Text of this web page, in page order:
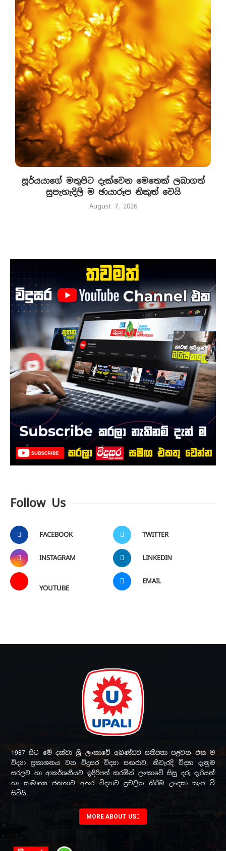
සූර්යයාගේ මතුපිට දැක්වෙන මෙතෙක් ලබාගත්
සුපැහැදිලි ම ඡායාරූප නිකුත් වෙයි
August 7, 2026
Follow Us
FACEBOOK TWITTER
INSTAGRAM LINKEDIN
YOUTUBE
EMAIL
1987 සිට මේ දක්වා ශ්‍රී ලංකාවේ අඛණ්ඩව සතිපතා පළවන එක ම
විද්‍යා ප්‍රකාශනය වන විදුසර විද්‍යා සඟරාව, නිවැරදි විද්‍යා දැනුම
සරලව හා ආකර්ශනීයව ඉදිරිපත් කරමින් ලංකාවේ සිසු දරු දැරියන්
හා සාමාන්‍ය ජනතාව අතර විද්‍යාව ප්‍රචලිත කිරීම උදෙසා කැප වී
සිටියි.
MORE ABOUT US